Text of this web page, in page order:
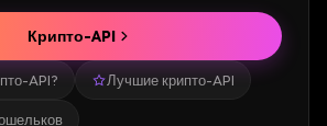
API? Лучшие крипто-API
Крипто-API